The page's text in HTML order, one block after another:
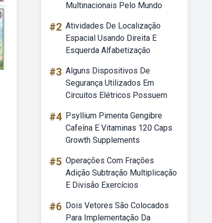
Multinacionais Pelo Mundo
#2 Atividades De Localização
Espacial Usando Direita E
Esquerda Alfabetização
#3 Alguns Dispositivos De
Segurança Utilizados Em
Circuitos Elétricos Possuem
#4 Psyllium Pimenta Gengibre
Cafeína E Vitaminas 120 Caps
Growth Supplements
#5 Operações Com Frações
Adição Subtração Multiplicação
E Divisão Exercícios
#6 Dois Vetores São Colocados
Para Implementação Da